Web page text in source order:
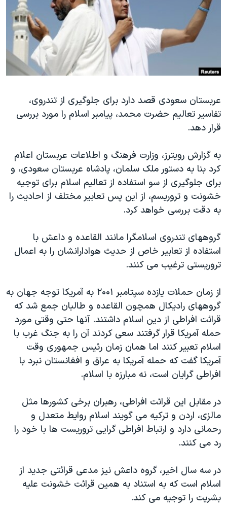
فرهنگ و زندگی
حقوق شهروندی
اقتصادی
گالری عکس
آرشیو پخش زنده
مستندها
انتخابات ریاست جمهوری آمریکا ۲۰۲۴
حمله جمهوری اسلامی به اسرائیل
اعتراضات زن، زندگی، آزادی
مجموعه مستندهای دادخواهی
دادگاه حمید نوری
چهل سال گروگان‌گیری
قانون شفافیت دارائی کادر رهبری ایران
اعتراضات مردمی آبان ۹۸
نرگس محمدی برنده جایزه نوبل صلح
همایش محافظه‌کاران آمریکا «سی‌پک»
سفر پرزیدنت ترامپ به چین
دنبال کنید
زبانهای مختلف
عربستان سعودی قصد دارد برای جلوگیری از تندروی،
تفاسیر تعالیم حضرت محمد، پیامبر اسلام را مورد بررسی
قرار دهد.
به گزارش رویترز، وزارت فرهنگ و اطلاعات عربستان اعلام
کرد بنا به دستور ملک سلمان، پادشاه عربستان سعودی، و
برای جلوگیری از سو استفاده از تعالیم اسلام برای توجیه
خشونت و تروریسم، از این پس تعابیر مختلف از احادیث را
به دقت بررسی خواهد کرد.
گروههای تندروی اسلامگرا مانند القاعده و داعش با
استفاده از تعابیر خاص از حدیث هوادارانشان را به اعمال
تروریستی ترغیب می کنند.
از زمان حملات یازده سپتامبر ۲۰۰۱ به آمریکا توجه جهان به
گروههای رادیکال همچون القاعده و طالبان جمع شد که
قرائت افراطی از دین اسلام داشتند. آنها حتی وقتی مورد
حمله آمریکا قرار گرفتند سعی کردند آن را به جنگ غرب با
اسلام تعبیر کنند اما همان زمان رئیس جمهوری وقت
آمریکا گفت که حمله آمریکا به عراق و افغانستان نبرد با
افراطی گرایان است، نه مبارزه با اسلام.
در مقابل این قرائت افراطی، رهبران برخی کشورها مثل
مالزی، اردن و ترکیه می گویند اسلام روایط متعدل و
رحمانی دارد و ارتباط افراطی گرایی تروریست ها با خود را
رد می کنند.
در سه سال اخیر، گروه داعش نیز مدعی قرائتی جدید از
اسلام است که به استناد به همین قرائت خشونت علیه
بشریت را توجیه می کند.